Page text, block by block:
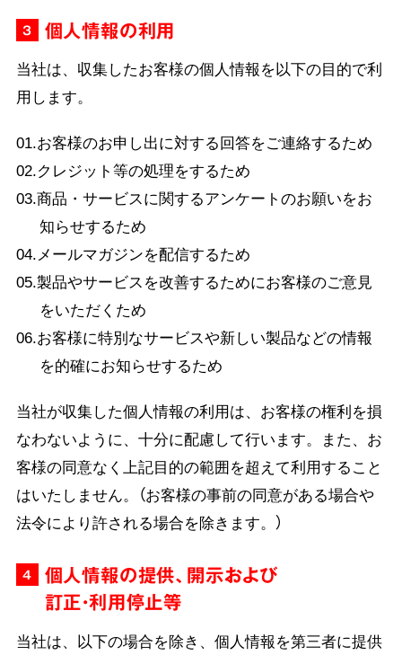
3 個人情報の利用
当社は、収集したお客様の個人情報を以下の目的で利
用します。
01.お客様のお申し出に対する回答をご連絡するため
02.クレジット等の処理をするため
03.商品・サービスに関するアンケートのお願いをお
知らせするため
04.メールマガジンを配信するため
05.製品やサービスを改善するためにお客様のご意見
をいただくため
06.お客様に特別なサービスや新しい製品などの情報
を的確にお知らせするため
当社が収集した個人情報の利用は、お客様の権利を損
なわないように、十分に配慮して行います。また、お
客様の同意なく上記目的の範囲を超えて利用すること
はいたしません。（お客様の事前の同意がある場合や
法令により許される場合を除きます。）
4
個人情報の提供、開示および
訂正・利用停止等
当社は、以下の場合を除き、個人情報を第三者に提供